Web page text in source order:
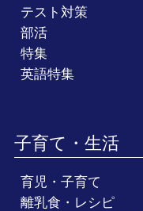
テスト対策
部活
特集
英語特集
子育て・生活
育児・子育て
離乳食・レシピ